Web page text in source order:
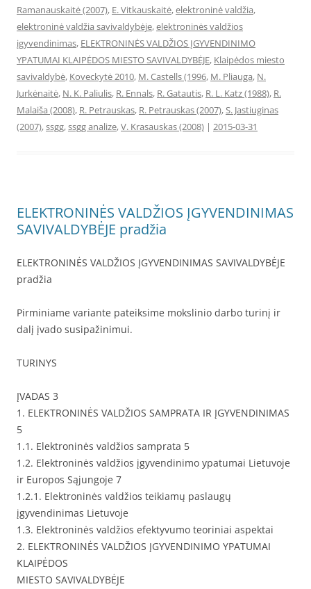
Ramanauskaitė (2007), E. Vitkauskaitė,elektroninė valdžia,
elektroninė valdžia savivaldybėje,elektroninės valdžios
įgyvendinimas, ELEKTRONINĖS VALDŽIOS ĮGYVENDINIMO
YPATUMAI KLAIPĖDOS MIESTO SAVIVALDYBĖJE, Klaipėdos miesto
savivaldybė, Koveckytė 2010, M. Castells (1996, M. Pliauga, N.
Jurkėnaitė, N. K. Paliulis, R. Ennals, R. Gatautis, R. L. Katz (1988), R.
Malaiša (2008), R. Petrauskas, R. Petrauskas (2007),S. Jastiuginas
(2007),ssgg,ssgg analize,V. Krasauskas (2008) | 2015-03-31
ELEKTRONINĖS VALDŽIOS ĮGYVENDINIMAS
SAVIVALDYBĖJE pradžia
ELEKTRONINĖS VALDŽIOS ĮGYVENDINIMAS SAVIVALDYBĖJE
pradžia
Pirminiame variante pateiksime mokslinio darbo turinį ir
dalį įvado susipažinimui.
TURINYS
ĮVADAS 3
1. ELEKTRONINĖS VALDŽIOS SAMPRATA IR ĮGYVENDINIMAS
5
1.1. Elektroninės valdžios samprata 5
1.2. Elektroninės valdžios įgyvendinimo ypatumai Lietuvoje
ir Europos Sąjungoje 7
1.2.1. Elektroninės valdžios teikiamų paslaugų
įgyvendinimas Lietuvoje
1.3. Elektroninės valdžios efektyvumo teoriniai aspektai
2. ELEKTRONINĖS VALDŽIOS ĮGYVENDINIMO YPATUMAI
KLAIPĖDOS
MIESTO SAVIVALDYBĖJE